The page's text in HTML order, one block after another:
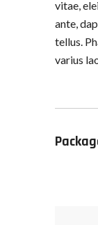
vitae,
ante,
tellus.
varius